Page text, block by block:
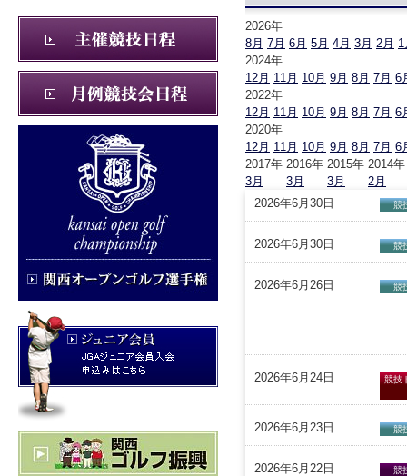
2026年
8月 7月 6月 5月 4月 3月 2月 1
2024年
12月 11月 10月 9月 8月 7月 6
2022年
12月 11月 10月 9月 8月 7月 6
2020年
12月 11月 10月 9月 8月 7月 6
2017年
3月
2016年
3月
2015年
3月
2014年
2月
2026年6月30日
競
2026年6月30日 競
2026年6月26日 競
2026年6月24日 競技
2026年6月23日 競
2026年6月22日 競